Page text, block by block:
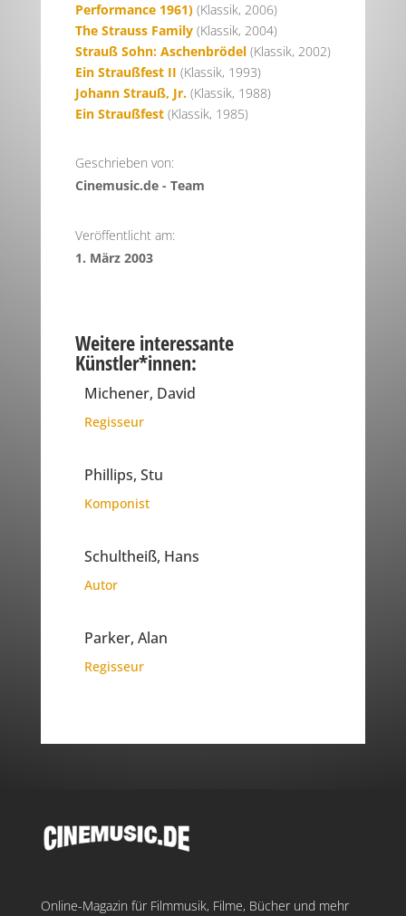
Performance 1961)(Klassik, 2006)
The Strauss Family(Klassik, 2004)
Strauß Sohn: Aschenbrödel(Klassik, 2002)
Ein Straußfest II (Klassik, 1993)
Johann Strauß, Jr.(Klassik, 1988)
Ein Straußfest(Klassik, 1985)
Geschrieben von:
Cinemusic.de - Team
Veröffentlicht am:
1. März 2003
Weitere interessante
Künstler*innen:
Michener, David
Regisseur
Phillips, Stu
Komponist
Schultheiß, Hans
Autor
Parker, Alan
Regisseur
Online-Magazin für Filmmusik, Filme, Bücher und mehr